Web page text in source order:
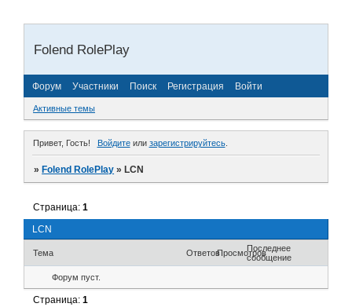
Folend RolePlay
Форум Участники Поиск Регистрация Войти
Активные темы
Привет, Гость! Войдитеили зарегистрируйтесь.
»Folend RolePlay »LCN
LCN
Страница:1
Тема ОтветовПросмотровПоследнее
сообщение
Форум пуст.
Страница:1